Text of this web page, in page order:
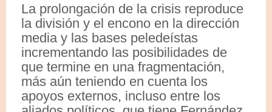
La prolongación de la crisis reproduce
la división y el encono en la dirección
media y las bases peledeístas
incrementando las posibilidades de
que termine en una fragmentación,
más aún teniendo en cuenta los
apoyos externos, incluso entre los